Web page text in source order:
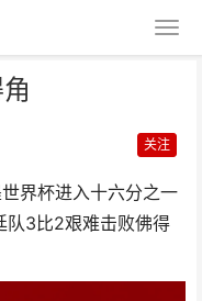
关注
界杯进入十六分之一
队3比2艰难击败佛得